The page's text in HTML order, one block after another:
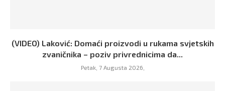
(VIDEO) Laković: Domaći proizvodi u rukama svjetskih
zvaničnika – poziv privrednicima da...
Petak, 7 Augusta 2026,